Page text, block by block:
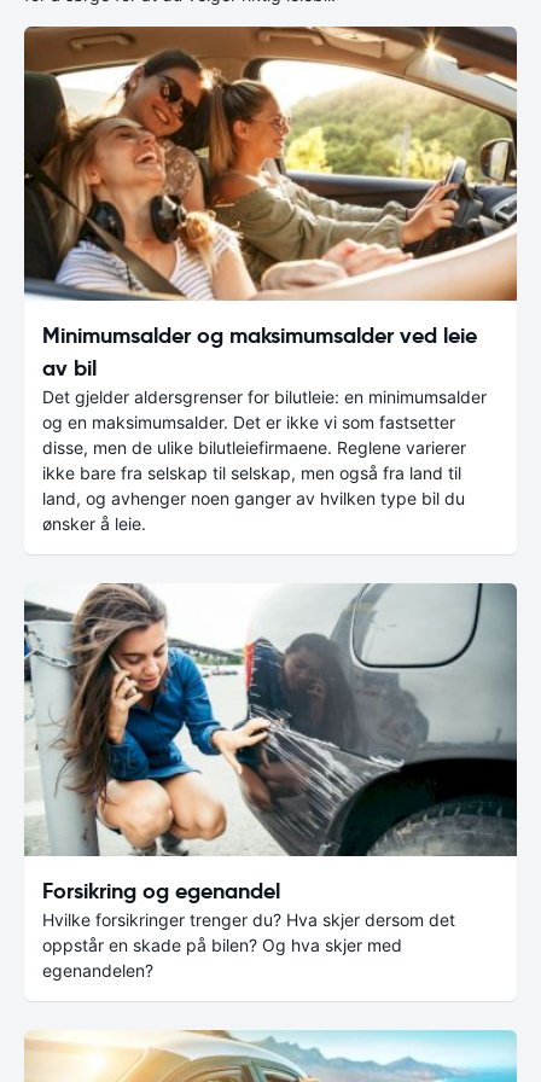
Minimumsalder og maksimumsalder ved leie
av bil
Det gjelder aldersgrenser for bilutleie: en minimumsalder
og en maksimumsalder. Det er ikke vi som fastsetter
disse, men de ulike bilutleiefirmaene. Reglene varierer
ikke bare fra selskap til selskap, men også fra land til
land, og avhenger noen ganger av hvilken type bil du
ønsker å leie.
Forsikring og egenandel
Hvilke forsikringer trenger du? Hva skjer dersom det
oppstår en skade på bilen? Og hva skjer med
egenandelen?